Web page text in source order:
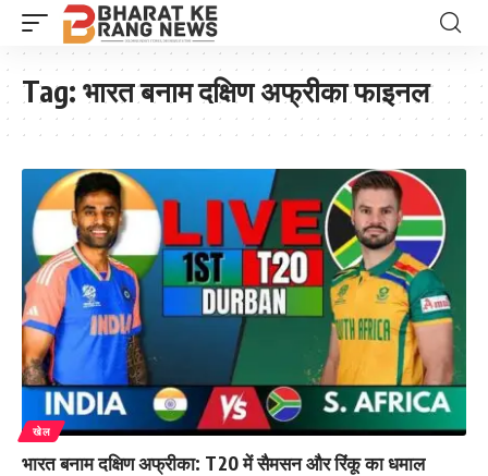
Tag: भारत बनाम दक्षिण अफ्रीका फाइनल
खेल
भारत बनाम दक्षिण अफ्रीका: T20 में सैमसन और रिंकू का धमाल